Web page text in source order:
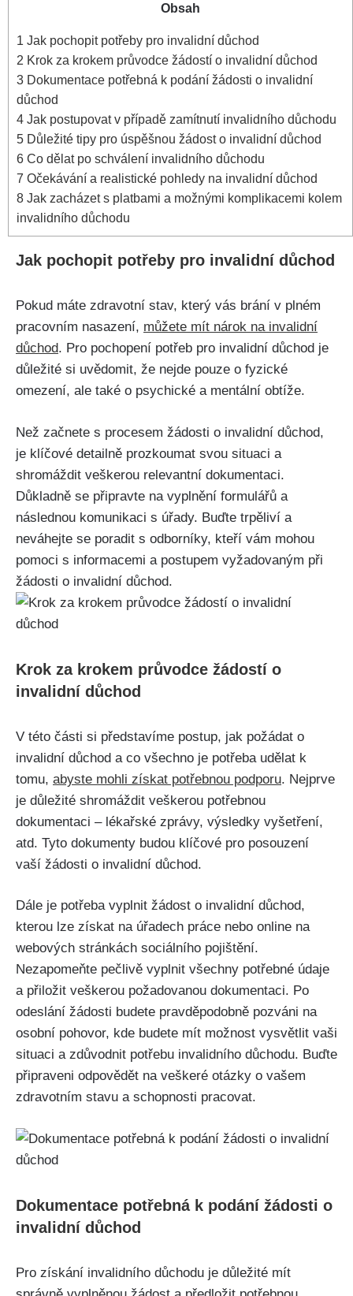
Obsah
1 Jak pochopit potřeby pro invalidní důchod
2 Krok za krokem průvodce žádostí o invalidní důchod
3 Dokumentace potřebná k podání žádosti o invalidní
důchod
4 Jak postupovat v případě zamítnutí invalidního důchodu
5 Důležité tipy pro úspěšnou žádost o invalidní důchod
6 Co dělat po schválení invalidního důchodu
7 Očekávání a realistické pohledy na invalidní důchod
8 Jak zacházet s platbami a možnými komplikacemi kolem
invalidního důchodu
Jak pochopit potřeby pro invalidní důchod
Pokud máte zdravotní stav, který vás brání v plném
pracovním nasazení, můžete mít nárok na invalidní
důchod. Pro pochopení potřeb pro invalidní důchod je
důležité si uvědomit, že nejde pouze o fyzické
omezení, ale také o psychické a mentální obtíže.
Než začnete s procesem žádosti o invalidní důchod,
je klíčové detailně prozkoumat svou situaci a
shromáždit veškerou relevantní dokumentaci.
Důkladně se připravte na vyplnění formulářů a
následnou komunikaci s úřady. Buďte trpěliví a
neváhejte se poradit s odborníky, kteří vám mohou
pomoci s informacemi a postupem vyžadovaným při
žádosti o invalidní důchod.
Krok za krokem průvodce žádostí o
invalidní důchod
V této části si představíme postup, jak požádat o
invalidní důchod a co všechno je potřeba udělat k
tomu, abyste mohli získat potřebnou podporu. Nejprve
je důležité shromáždit veškerou potřebnou
dokumentaci – lékařské zprávy, výsledky vyšetření,
atd. Tyto dokumenty budou klíčové pro posouzení
vaší žádosti o invalidní důchod.
Dále je potřeba vyplnit žádost o invalidní důchod,
kterou lze získat na úřadech práce nebo online na
webových stránkách sociálního pojištění.
Nezapomeňte pečlivě vyplnit všechny potřebné údaje
a přiložit veškerou požadovanou dokumentaci. Po
odeslání žádosti budete pravděpodobně pozváni na
osobní pohovor, kde budete mít možnost vysvětlit vaši
situaci a zdůvodnit potřebu invalidního důchodu. Buďte
připraveni odpovědět na veškeré otázky o vašem
zdravotním stavu a schopnosti pracovat.
Dokumentace potřebná k podání žádosti o
invalidní důchod
Pro získání invalidního důchodu je důležité mít